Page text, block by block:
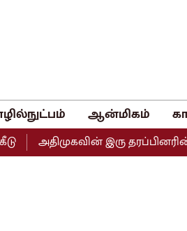
ஆன்மிகம்
அதிமுகவின் இரு தரப்பினரின்